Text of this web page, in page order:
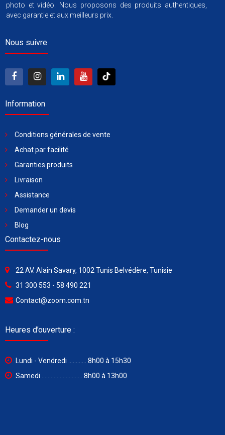
photo et vidéo. Nous proposons des produits authentiques,
avec garantie et aux meilleurs prix.
Nous suivre
Information
Conditions générales de vente
Achat par facilité
Garanties produits
Livraison
Assistance
Demander un devis
Blog
Contactez-nous
22 AV. Alain Savary, 1002 Tunis Belvédère, Tunisie
31 300 553 - 58 490 221
Contact@zoom.com.tn
Heures d’ouverture :
Lundi - Vendredi ............ 8h00 à 15h30
Samedi ........................... 8h00 à 13h00